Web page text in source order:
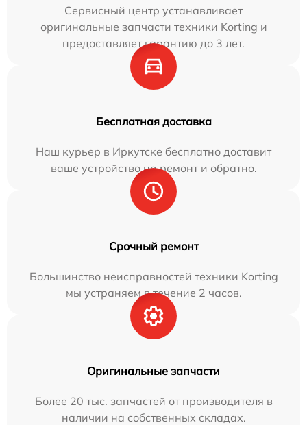
Сервисный центр устанавливает
оригинальные запчасти техники Korting и
предоставляет гарантию до 3 лет.
Бесплатная доставка
Наш курьер в Иркутске бесплатно доставит
ваше устройство на ремонт и обратно.
Срочный ремонт
Большинство неисправностей техники Korting
мы устраняем в течение 2 часов.
Оригинальные запчасти
Более 20 тыс. запчастей от производителя в
наличии на собственных складах.